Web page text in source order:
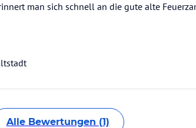
man sich schnell an die gute alte
Alle Bewertungen (1)